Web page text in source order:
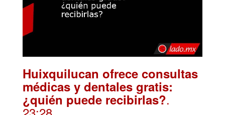
Huixquilucan ofrece consultas
médicas y dentales gratis:
¿quién puede recibirlas?.